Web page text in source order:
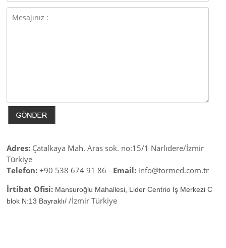
Adres: Çatalkaya Mah. Aras sok. no:15/1 Narlıdere/İzmir
Türkiye
Telefon:+90 538 674 91 86 - Email: info@tormed.com.tr
İrtibat Ofisi: Mansuroğlu Mahallesi, Lider Centrio İş Merkezi C
blok N:13 Bayraklı//İzmir Türkiye